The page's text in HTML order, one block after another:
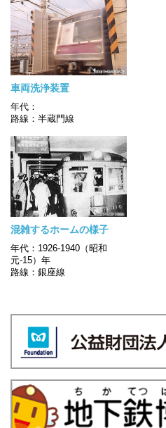
車両洗浄装置
年代：
路線：半蔵門線
混雑するホームの様子
年代：1926-1940（昭和
元-15）年
路線：銀座線